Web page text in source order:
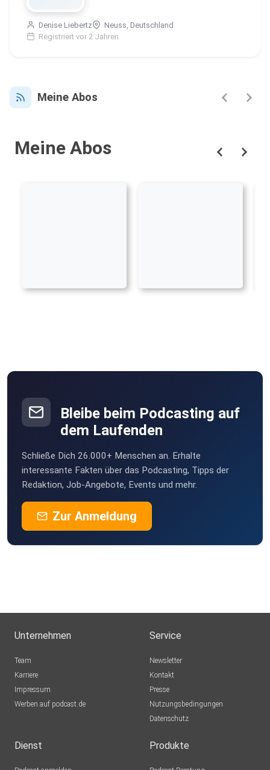
Denise Liebertz
Neuss, Deutschland
Registriert vor 2 Jahren
Meine Abos
Meine Abos
Bleibe beim Podcasting auf
dem Laufenden
Schließe Dich 26.000+ Menschen an. Erhalte
interessante Fakten über das Podcasting, Tipps der
Redaktion, Job-Angebote, Events und mehr.
Zur Anmeldung
Unternehmen
Team
Karriere
Impressum
Werben auf podcast.de
Service
Newsletter
Kontakt
Presse
Nutzungsbedingungen
Datenschutz
Dienst Produkte